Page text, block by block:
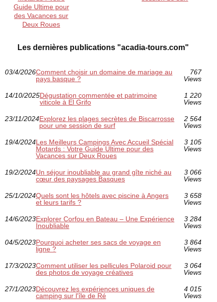
Guide Ultime pour
des Vacances sur
Deux Roues
Les dernières publications "acadia-tours.com"
03/4/2026Comment choisir un domaine de mariage au
pays basque ?
767
Views
14/10/2025Dégustation commentée et patrimoine
viticole à El Grifo
1 220
Views
23/11/2024Explorez les plages secrètes de Biscarrosse
pour une session de surf
2 564
Views
19/4/2024Les Meilleurs Campings Avec Accueil Spécial
Motards : Votre Guide Ultime pour des
Vacances sur Deux Roues
3 105
Views
19/2/2024Un séjour inoubliable au grand gîte niché au
cœur des paysages Basques
3 066
Views
25/1/2024Quels sont les hôtels avec piscine à Angers
et leurs tarifs ?
3 658
Views
14/6/2023Explorer Corfou en Bateau – Une Expérience
Inoubliable
3 284
Views
04/5/2023Pourquoi acheter ses sacs de voyage en
ligne ?
3 864
Views
17/3/2023Comment utiliser les pellicules Polaroid pour
des photos de voyage créatives
3 064
Views
27/1/2023Découvrez les expériences uniques de
camping sur l'île de Ré
4 015
Views